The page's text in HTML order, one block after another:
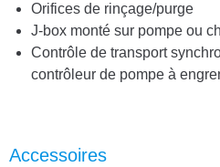
Orifices de rinçage/purge
J-box monté sur pompe ou
Contrôle de transport
contrôleur de pompe à
Accessoires